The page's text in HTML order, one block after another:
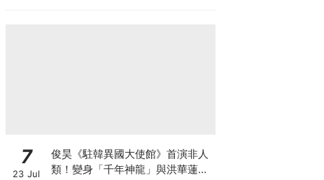
7
23 Jul
俊昊《駐韓異國大使館》首演非人
類！變身「千年神龍」與洪華蓮大